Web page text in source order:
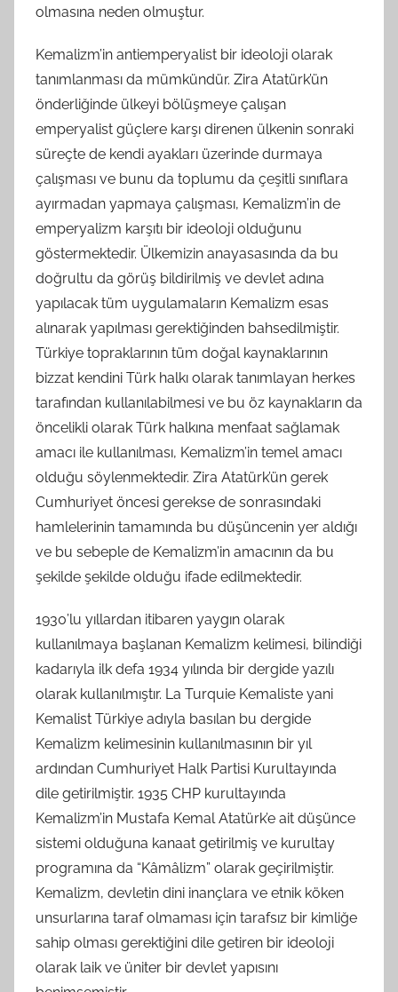
olmasına neden olmuştur.
Kemalizm’in antiemperyalist bir ideoloji olarak
tanımlanması da mümkündür. Zira Atatürk’ün
önderliğinde ülkeyi bölüşmeye çalışan
emperyalist güçlere karşı direnen ülkenin sonraki
süreçte de kendi ayakları üzerinde durmaya
çalışması ve bunu da toplumu da çeşitli sınıflara
ayırmadan yapmaya çalışması, Kemalizm’in de
emperyalizm karşıtı bir ideoloji olduğunu
göstermektedir. Ülkemizin anayasasında da bu
doğrultu da görüş bildirilmiş ve devlet adına
yapılacak tüm uygulamaların Kemalizm esas
alınarak yapılması gerektiğinden bahsedilmiştir.
Türkiye topraklarının tüm doğal kaynaklarının
bizzat kendini Türk halkı olarak tanımlayan herkes
tarafından kullanılabilmesi ve bu öz kaynakların da
öncelikli olarak Türk halkına menfaat sağlamak
amacı ile kullanılması, Kemalizm’in temel amacı
olduğu söylenmektedir. Zira Atatürk’ün gerek
Cumhuriyet öncesi gerekse de sonrasındaki
hamlelerinin tamamında bu düşüncenin yer aldığı
ve bu sebeple de Kemalizm’in amacının da bu
şekilde şekilde olduğu ifade edilmektedir.
1930’lu yıllardan itibaren yaygın olarak
kullanılmaya başlanan Kemalizm kelimesi, bilindiği
kadarıyla ilk defa 1934 yılında bir dergide yazılı
olarak kullanılmıştır. La Turquie Kemaliste yani
Kemalist Türkiye adıyla basılan bu dergide
Kemalizm kelimesinin kullanılmasının bir yıl
ardından Cumhuriyet Halk Partisi Kurultayında
dile getirilmiştir. 1935 CHP kurultayında
Kemalizm’in Mustafa Kemal Atatürk’e ait düşünce
sistemi olduğuna kanaat getirilmiş ve kurultay
programına da “Kâmâlizm” olarak geçirilmiştir.
Kemalizm, devletin dini inançlara ve etnik köken
unsurlarına taraf olmaması için tarafsız bir kimliğe
sahip olması gerektiğini dile getiren bir ideoloji
olarak laik ve üniter bir devlet yapısını